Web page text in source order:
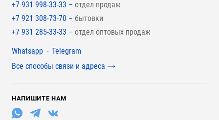
+7 931 998-33-33 – отдел продаж
+7 921 308-73-70 – бытовки
+7 931 285-33-33 – отдел оптовых продаж
Мессенджеры
Whatsapp
Telegram
Все способы связи и адреса
НАПИШИТЕ НАМ